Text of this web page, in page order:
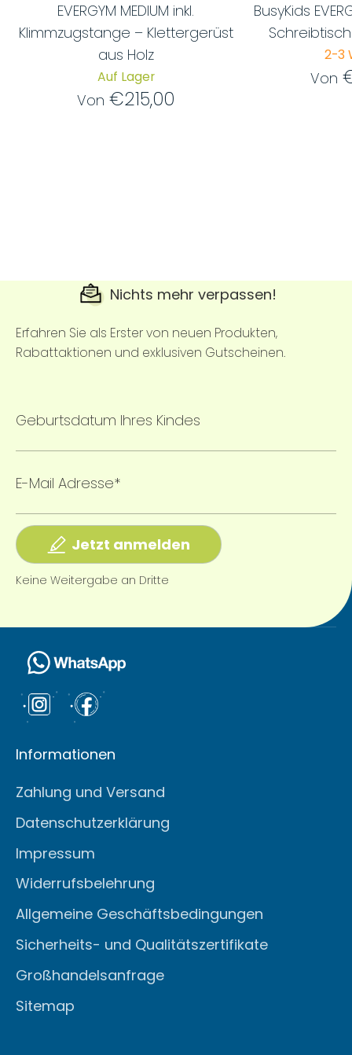
EVERGYM MEDIUM inkl.
Klimmzugstange – Klettergerüst
aus Holz
Auf Lager
Von €215,00
BusyKids
2-3
Von
Nichts mehr verpassen!
Erfahren Sie als Erster von neuen Produkten,
Rabattaktionen und exklusiven Gutscheinen.
Geburtsdatum Ihres Kindes
E-Mail Adresse*
Jetzt anmelden
Keine Weitergabe an Dritte
Informationen
Zahlung und Versand
Datenschutzerklärung
Impressum
Widerrufsbelehrung
Allgemeine Geschäftsbedingungen
Sicherheits- und Qualitätszertifikate
Großhandelsanfrage
Sitemap